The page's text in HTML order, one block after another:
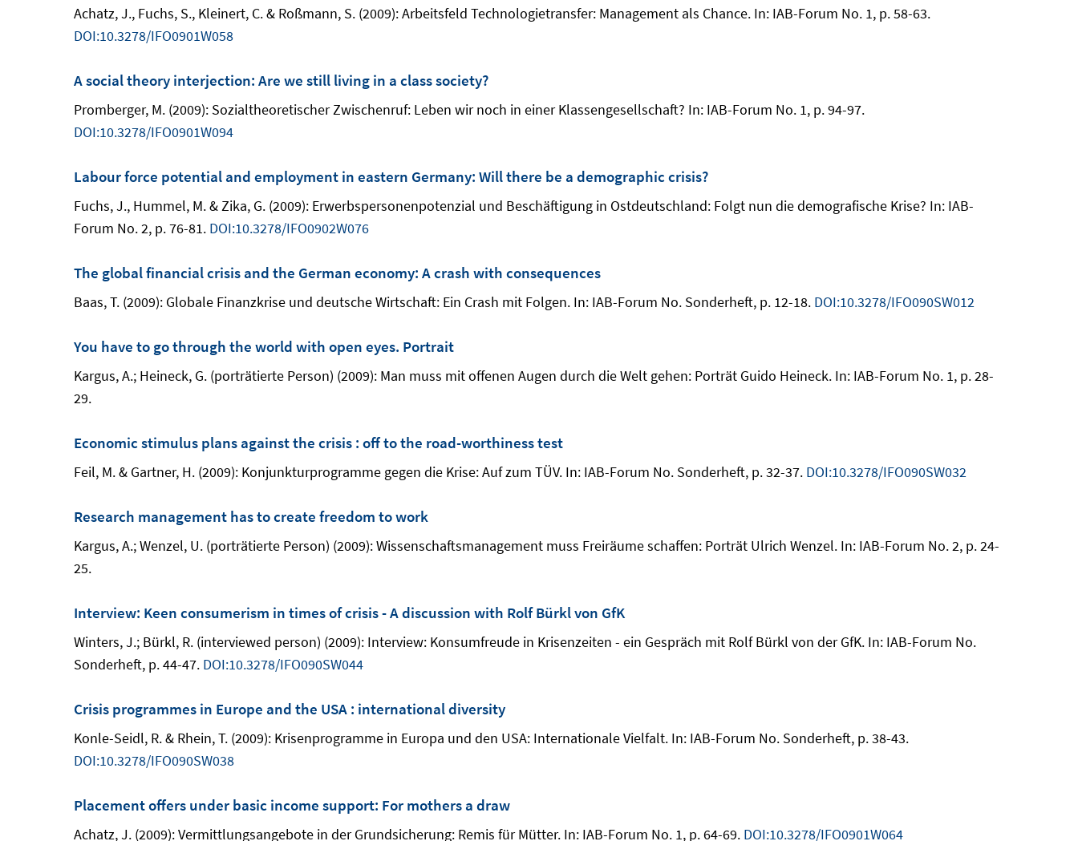
Achatz, J., Fuchs, S., Kleinert, C. & Roßmann, S. (2009): Arbeitsfeld Technologietransfer: Management als Chance. In: IAB-Forum No. 1, p. 58-63.
DOI:10.3278/IFO0901W058
A social theory interjection: Are we still living in a class society?
Promberger, M. (2009): Sozialtheoretischer Zwischenruf: Leben wir noch in einer Klassengesellschaft? In: IAB-Forum No. 1, p. 94-97.
DOI:10.3278/IFO0901W094
Labour force potential and employment in eastern Germany: Will there be a demographic crisis?
Fuchs, J., Hummel, M. & Zika, G. (2009): Erwerbspersonenpotenzial und Beschäftigung in Ostdeutschland: Folgt nun die demografische Krise? In: IAB-
Forum No. 2, p. 76-81. DOI:10.3278/IFO0902W076
The global financial crisis and the German economy: A crash with consequences
Baas, T. (2009): Globale Finanzkrise und deutsche Wirtschaft: Ein Crash mit Folgen. In: IAB-Forum No. Sonderheft, p. 12-18. DOI:10.3278/IFO090SW012
You have to go through the world with open eyes. Portrait
Kargus, A.; Heineck, G. (porträtierte Person) (2009): Man muss mit offenen Augen durch die Welt gehen: Porträt Guido Heineck. In: IAB-Forum No. 1, p. 28-
29.
Economic stimulus plans against the crisis : off to the road-worthiness test
Feil, M. & Gartner, H. (2009): Konjunkturprogramme gegen die Krise: Auf zum TÜV. In: IAB-Forum No. Sonderheft, p. 32-37. DOI:10.3278/IFO090SW032
Research management has to create freedom to work
Kargus, A.; Wenzel, U. (porträtierte Person) (2009): Wissenschaftsmanagement muss Freiräume schaffen: Porträt Ulrich Wenzel. In: IAB-Forum No. 2, p. 24-
25.
Interview: Keen consumerism in times of crisis - A discussion with Rolf Bürkl von GfK
Winters, J.; Bürkl, R. (interviewed person) (2009): Interview: Konsumfreude in Krisenzeiten - ein Gespräch mit Rolf Bürkl von der GfK. In: IAB-Forum No.
Sonderheft, p. 44-47. DOI:10.3278/IFO090SW044
Crisis programmes in Europe and the USA : international diversity
Konle-Seidl, R. & Rhein, T. (2009): Krisenprogramme in Europa und den USA: Internationale Vielfalt. In: IAB-Forum No. Sonderheft, p. 38-43.
DOI:10.3278/IFO090SW038
Placement offers under basic income support: For mothers a draw
Achatz, J. (2009): Vermittlungsangebote in der Grundsicherung: Remis für Mütter. In: IAB-Forum No. 1, p. 64-69. DOI:10.3278/IFO0901W064